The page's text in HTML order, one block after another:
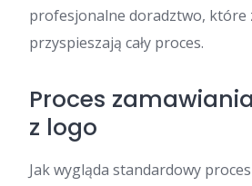
profesjonalne doradztwo, które
przyspieszają cały proces.
Proces
z logo
Jak wygląda standardowy